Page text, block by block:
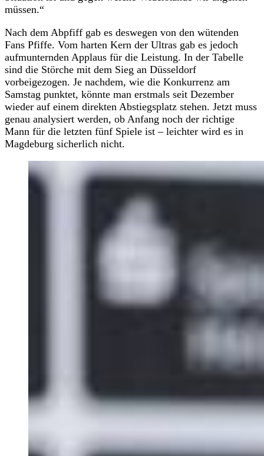
müssen.“
Nach dem Abpfiff gab es deswegen von den wütenden
Fans Pfiffe. Vom harten Kern der Ultras gab es jedoch
aufmunternden Applaus für die Leistung. In der Tabelle
sind die Störche mit dem Sieg an Düsseldorf
vorbeigezogen. Je nachdem, wie die Konkurrenz am
Samstag punktet, könnte man erstmals seit Dezember
wieder auf einem direkten Abstiegsplatz stehen. Jetzt muss
genau analysiert werden, ob Anfang noch der richtige
Mann für die letzten fünf Spiele ist – leichter wird es in
Magdeburg sicherlich nicht.